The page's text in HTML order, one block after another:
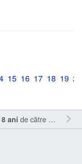
15 16 17 18 19 20
ani de către Cristianm